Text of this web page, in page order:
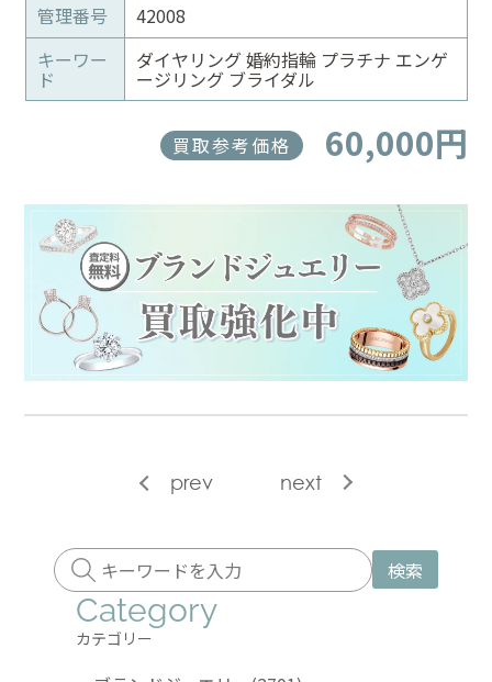
管理番号
42008
キーワー
ド
ダイヤリング 婚約指輪 プラチナ エンゲ
ージリング ブライダル
買取参考価格 60,000円
prev next
検索
Category
カテゴリー